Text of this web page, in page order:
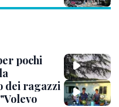
pochi
dei ragazzi